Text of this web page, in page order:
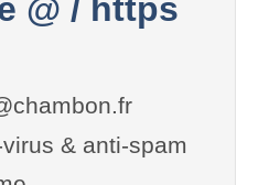
@ / https
& anti-spam